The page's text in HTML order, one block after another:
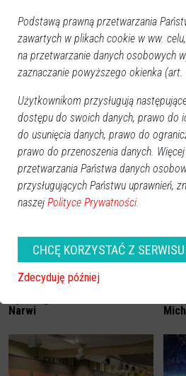
Zobacz również
Znany dziennikarz sportowy
Narwi
Podstawą prawną przetwarzania
zawartych w plikach cookie w ww.
na przetwarzanie danych osobowych
zaznaczanie powyższego okienka
Użytkownikom przysługują
dostępu do swoich danych, prawo do
do usunięcia danych, prawo do
prawo do przenoszenia danych.
przetwarzania Państwa danych
przysługujących Państwu uprawnień,
naszej Polityce Prywatności.
CHCĘ KORZYSTAĆ Z
Zdecyduję później